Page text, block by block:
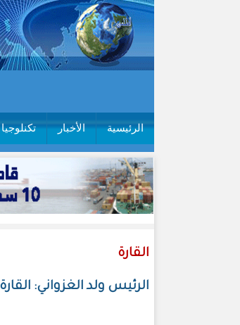
الرئيسية الأخبار تكنلوجيا
القارة
الرئيس ولد الغزواني: